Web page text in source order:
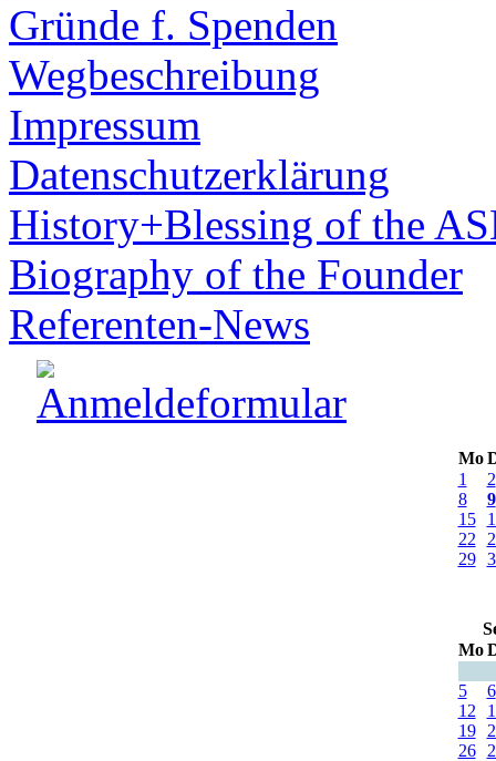
Gründe f. Spenden
Wegbeschreibung
Impressum
Datenschutzerklärung
History+Blessing of the
Biography of the Founder
Referenten-News
Mo
1
2
8
9
15
22
29
Mo
5
6
12
19
26